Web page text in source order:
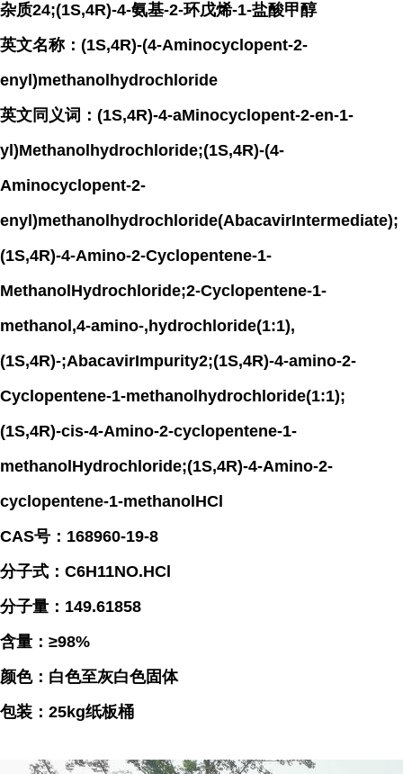
杂质24;(1S,4R)-4-氨基-2-环戊烯-1-盐酸甲醇
英文名称：(1S,4R)-(4-Aminocyclopent-2-
enyl)methanolhydrochloride
英文同义词：(1S,4R)-4-aMinocyclopent-2-en-1-
yl)Methanolhydrochloride;(1S,4R)-(4-
Aminocyclopent-2-
enyl)methanolhydrochloride(AbacavirIntermediate);
(1S,4R)-4-Amino-2-Cyclopentene-1-
MethanolHydrochloride;2-Cyclopentene-1-
methanol,4-amino-,hydrochloride(1:1),
(1S,4R)-;AbacavirImpurity2;(1S,4R)-4-amino-2-
Cyclopentene-1-methanolhydrochloride(1:1);
(1S,4R)-cis-4-Amino-2-cyclopentene-1-
methanolHydrochloride;(1S,4R)-4-Amino-2-
cyclopentene-1-methanolHCl
CAS号：168960-19-8
分子式：C6H11NO.HCl
分子量：149.61858
含量：≥98%
颜色：白色至灰白色固体
包装：25kg纸板桶